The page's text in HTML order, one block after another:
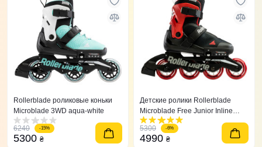
Rollerblade роликовые коньки
Microblade 3WD aqua-white
6240 -15%
5300 ₴
Детские ролики Rollerblade
Microblade Free Junior Inline
Skates красные
5300
-6%
4990 ₴